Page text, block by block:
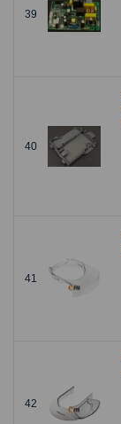
39
40
41
42